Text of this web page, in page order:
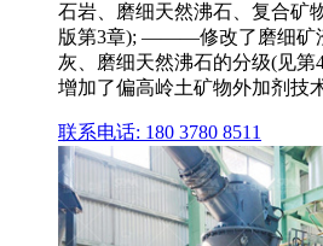
石岩、磨细天然沸石、复合矿
版第3章); ———修改了磨细矿
灰、磨细天然沸石的分级(见
增加了偏高岭土矿物外加剂技
联系电话: 180 3780 8511